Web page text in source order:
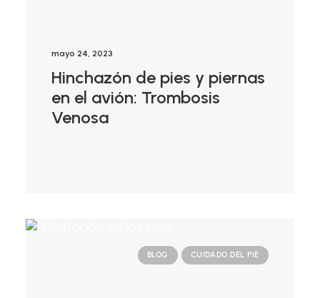
mayo 24, 2023
Hinchazón de pies y piernas
en el avión: Trombosis
Venosa
BLOG CUIDADO DEL PIE